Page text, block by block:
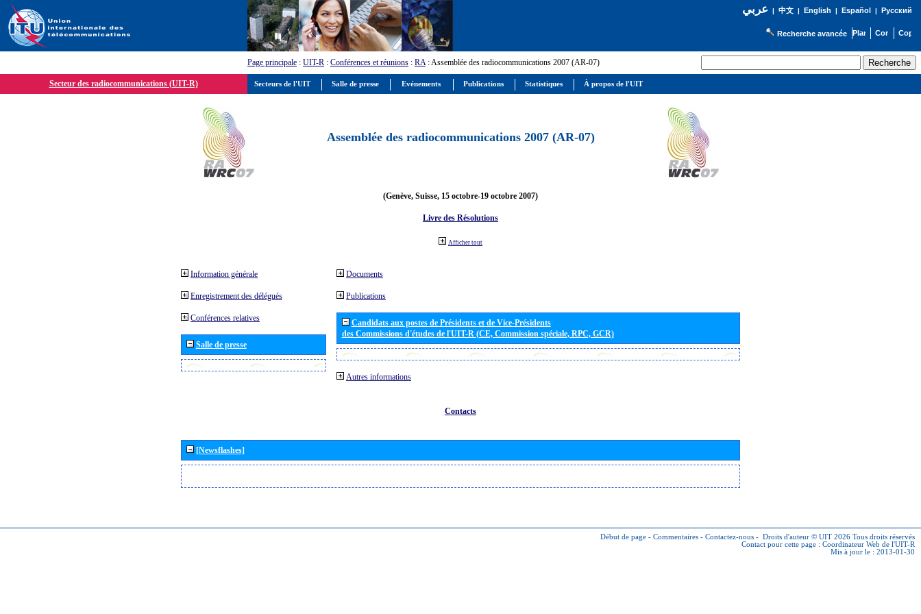
عربي| 中文| English | Español | Русский
Recherche avancée
Page principale : UIT-R : Conférences et réunions : RA: Assemblée des radiocommunications 2007 (AR-07)
Secteur des radiocommunications (UIT-R)
Assemblée des radiocommunications 2007 (AR-07)
(Genève, Suisse, 15 octobre-19 octobre 2007)
Livre des Résolutions
Afficher tout
Information générale
Enregistrement des délégués
Conférences relatives
Salle de presse
Documents
Publications
Candidats aux postes de Présidents et de Vice-Présidents
des Commissions d'études de l'UIT-R (CE, Commission spéciale, RPC, GCR)
Autres informations
Contacts
[Newsflashes]
Début de page - Commentaires - Contactez-nous - Droits d'auteur © UIT 2026 Tous droits réservés
Contact pour cette page : Coordinateur Web de l'UIT-R
Mis à jour le : 2013-01-30
Secteurs de l'UIT Salle de presse Evénements Publications Statistiques À propos de l'UIT